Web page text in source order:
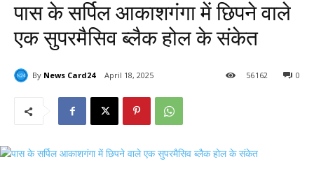
पास के सर्पिल आकाशगंगा में छिपने वाले
एक सुपरमैसिव ब्लैक होल के संकेत
By News Card24 April 18, 2025 0
56162